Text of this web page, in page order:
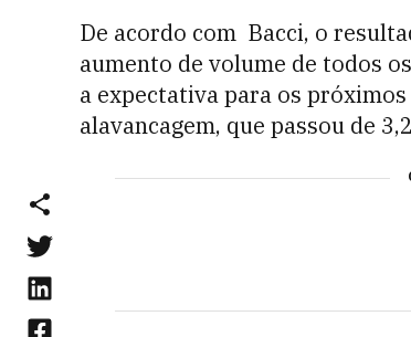
De acordo com Bacci, o
aumento de volume de todos
a expectativa para os
alavancagem, que passou de